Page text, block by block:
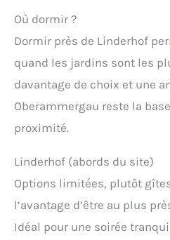
Où dormir ?
Dormir près de Linderhof
quand les jardins sont les
davantage de choix et une
Oberammergau reste la
proximité.
Linderhof (abords du site)
Options limitées, plutôt
l’avantage d’être au plus
Idéal pour une soirée